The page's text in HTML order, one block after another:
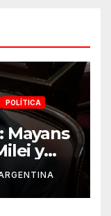
POLÍTICA
Mayans
y
la